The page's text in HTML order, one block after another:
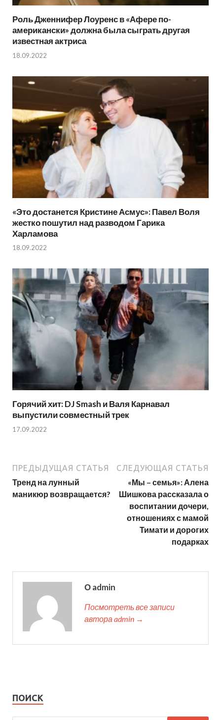
Роль Дженнифер Лоуренс в «Афере по-
американски» должна была сыграть другая
известная актриса
18.09.2022
«Это достанется Кристине Асмус»: Павел Воля
жестко пошутил над разводом Гарика
Харламова
18.09.2022
Горячий хит: DJ Smash и Валя Карнавал
выпустили совместный трек
17.09.2022
ПРЕДЫДУЩАЯ СТАТЬЯ
Тренд на лунный
маникюр возвращается?
СЛЕДУЮЩАЯ СТАТЬЯ
«Мы – семья»: Алена
Шишкова рассказала о
воспитании дочери,
отношениях с мамой
Тимати и дорогих
подарках
О admin
Посмотреть все записи
автора admin →
ПОИСК